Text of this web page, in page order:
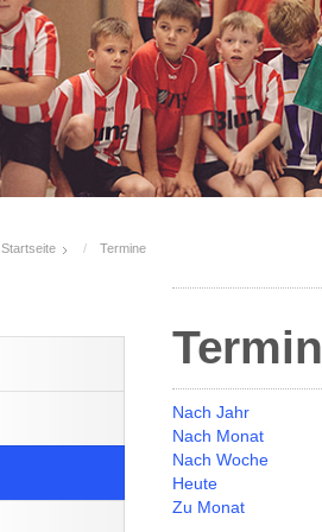
Startseite Termine
Nach Jahr
Nach Monat
Nach Woche
Heute
Zu Monat